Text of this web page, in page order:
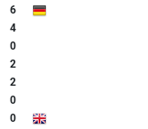
6
4
0
2
2
0
0